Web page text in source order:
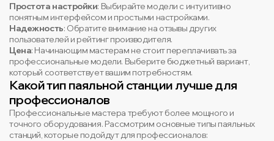
Простота настройки: Выбирайте модели с интуитивно
понятным интерфейсом и простыми настройками.
Надежность: Обратите внимание на отзывы других
пользователей и рейтинг производителя.
Цена: Начинающим мастерам не стоит переплачивать за
профессиональные модели. Выберите бюджетный вариант,
который соответствует вашим потребностям.
Какой тип паяльной станции лучше для
профессионалов
Профессиональные мастера требуют более мощного и
точного оборудования. Рассмотрим основные типы паяльных
станций, которые подойдут для профессионалов: